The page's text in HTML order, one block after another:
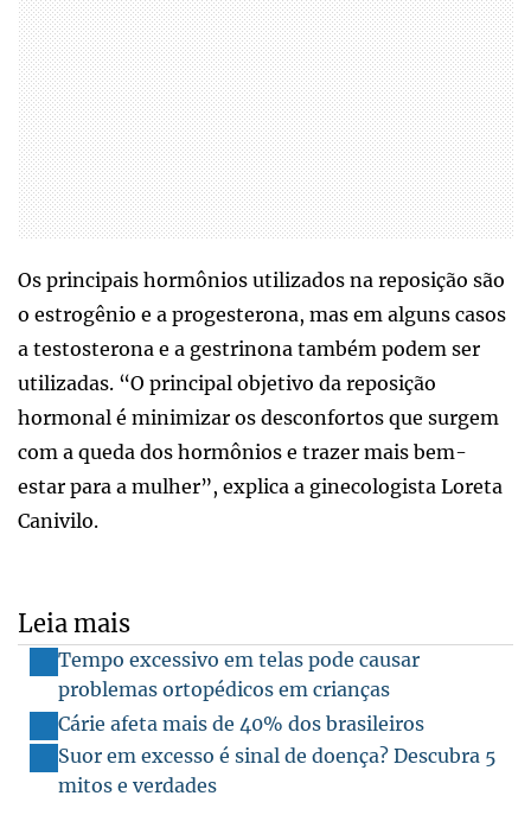
Os principais hormônios utilizados na reposição são
o estrogênio e a progesterona, mas em alguns casos
a testosterona e a gestrinona também podem ser
utilizadas. “O principal objetivo da reposição
hormonal é minimizar os desconfortos que surgem
com a queda dos hormônios e trazer mais bem-
estar para a mulher”, explica a ginecologista Loreta
Canivilo.
Leia mais
Tempo excessivo em telas pode causar
problemas ortopédicos em crianças
Cárie afeta mais de 40% dos brasileiros
Suor em excesso é sinal de doença? Descubra 5
mitos e verdades